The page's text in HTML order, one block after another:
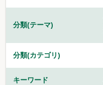
分類(テーマ)
分類(カテゴリ)
キーワード